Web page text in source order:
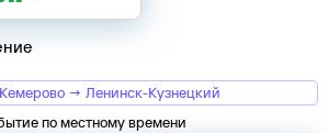
→ Ленинск-Кузнецкий
по местному времени